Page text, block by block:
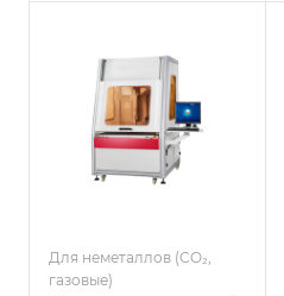
Для неметаллов (CO₂,
газовые)